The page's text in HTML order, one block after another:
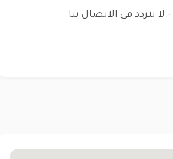
- لا تتردد في الاتصال بنا